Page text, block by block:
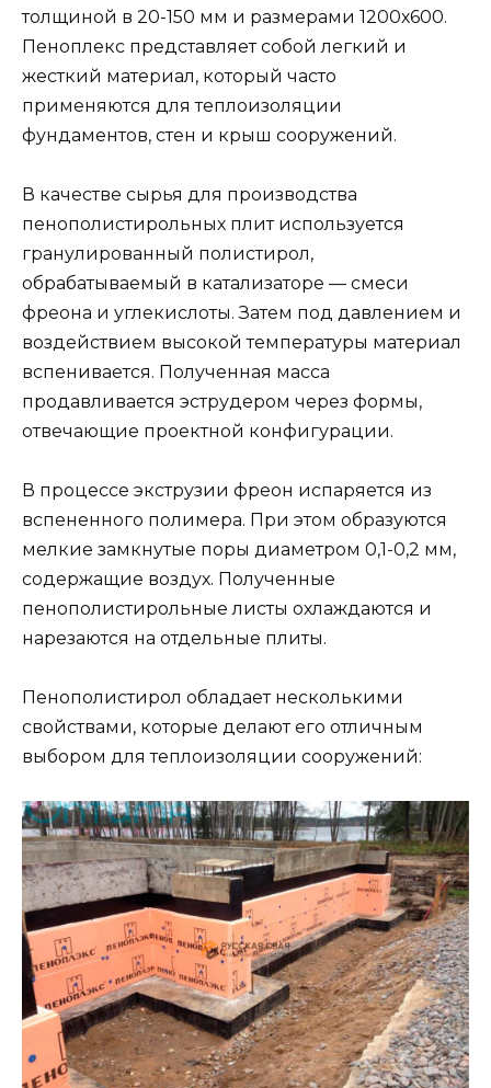
толщиной в 20-150 мм и размерами 1200х600.
Пеноплекс представляет собой легкий и
жесткий материал, который часто
применяются для теплоизоляции
фундаментов, стен и крыш сооружений.
В качестве сырья для производства
пенополистирольных плит используется
гранулированный полистирол,
обрабатываемый в катализаторе — смеси
фреона и углекислоты. Затем под давлением и
воздействием высокой температуры материал
вспенивается. Полученная масса
продавливается эструдером через формы,
отвечающие проектной конфигурации.
В процессе экструзии фреон испаряется из
вспененного полимера. При этом образуются
мелкие замкнутые поры диаметром 0,1-0,2 мм,
содержащие воздух. Полученные
пенополистирольные листы охлаждаются и
нарезаются на отдельные плиты.
Пенополистирол обладает несколькими
свойствами, которые делают его отличным
выбором для теплоизоляции сооружений: